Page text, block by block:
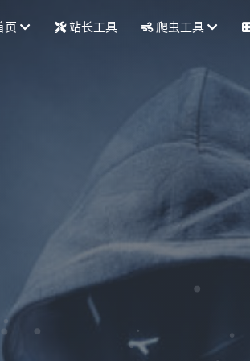
页 站长工具 爬虫工具